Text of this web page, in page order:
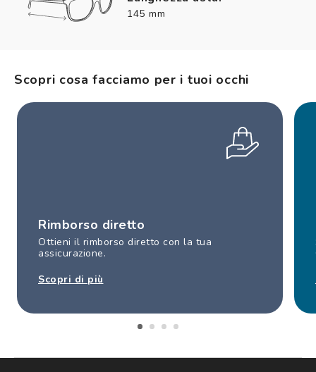
145 mm
Scopri cosa facciamo per i tuoi occhi
Rimborso diretto
Ottieni il rimborso diretto con la tua
assicurazione.
Scopri di più